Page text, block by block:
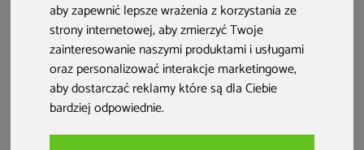
aby zapewnić lepsze wrażenia z korzystania ze
strony internetowej,aby zmierzyć Twoje
zainteresowanie naszymi produktami i usługami
oraz personalizować interakcje marketingowe,
aby dostarczać reklamy które są dla Ciebie
bardziej odpowiednie.